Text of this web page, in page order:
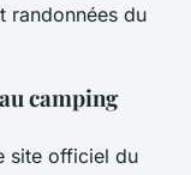
randonnées du
camping
site officiel du